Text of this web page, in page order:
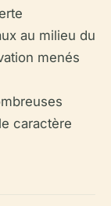
au milieu du
menés
caractère